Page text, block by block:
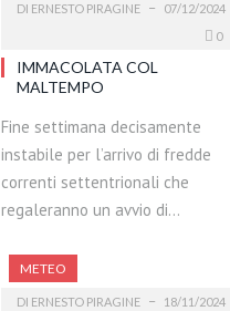
DI ERNESTO PIRAGINE
07/12/2024
0
IMMACOLATA COL
MALTEMPO
Fine settimana decisamente
instabile per l’arrivo di fredde
correnti settentrionali che
regaleranno un avvio di…
METEO
DI ERNESTO PIRAGINE
18/11/2024